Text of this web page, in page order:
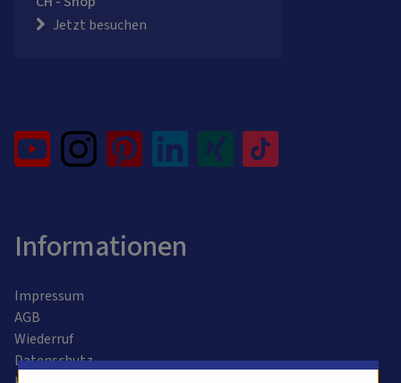
Jetzt besuchen
Informationen
Impressum
AGB
Wiederruf
Datenschutz